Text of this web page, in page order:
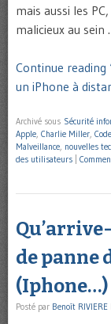
mais aussi les
malicieux au sein
Continue
un iPhone à
Archivé sous Sécurité
Apple, Charlie Miller,
Malveillance, nouvelles
des utilisateurs
de panne
(Iphone…)
Posté par Benoît RIVIERE